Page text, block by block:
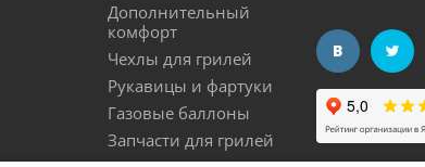
Дополнительный
комфорт
Чехлы для грилей
Рукавицы и фартуки
Газовые баллоны
Запчасти для грилей